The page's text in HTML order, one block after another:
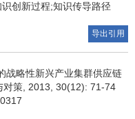
创新过程;知识传导路径
导出引用
战略性新兴产业集群供应链
对策, 2013, 30(12): 71-74